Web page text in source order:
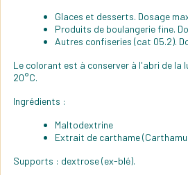
Glaces et desserts. Dosage
Produits de boulangerie fine.
Autres confiseries (cat 05.2).
Le colorant est à conserver à l'abri de la
20°C.
Ingrédients :
Maltodextrine
Extrait de carthame
Supports : dextrose (ex-blé).